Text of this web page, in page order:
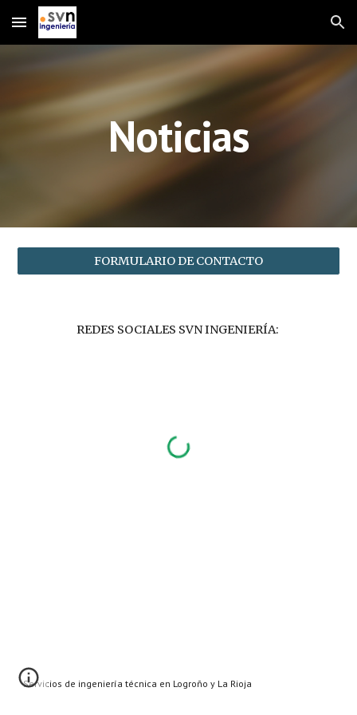
Skip to main content Skip to navigation
Noticias
FORMULARIO DE CONTACTO
REDES SOCIALES SVN INGENIERÍA:
Servicios de ingeniería técnica en Logroño y La Rioja